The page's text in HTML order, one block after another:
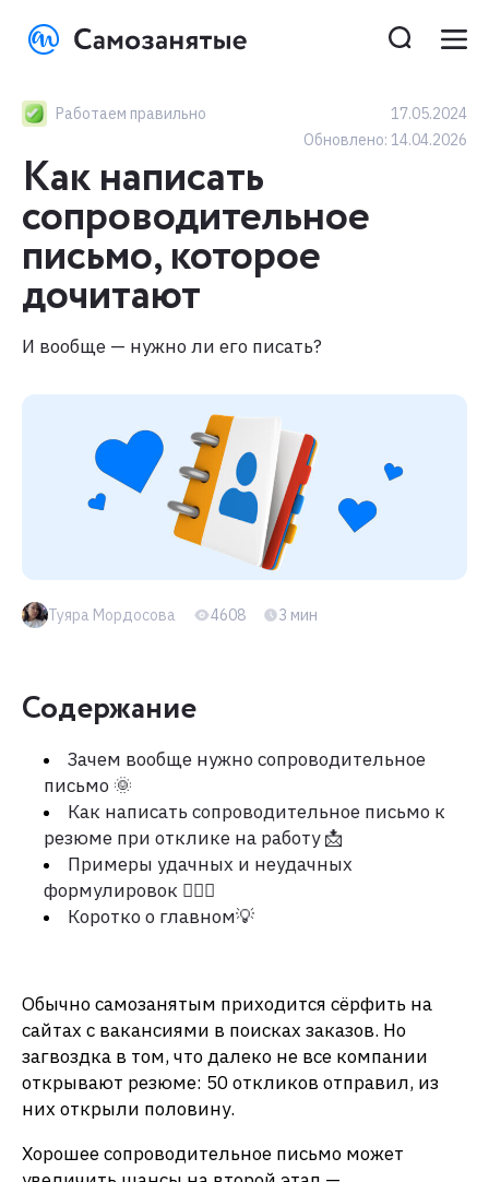
Работаем правильно
17.05.2024
Обновлено: 14.04.2026
Как написать
сопроводительное
письмо, которое
дочитают
И вообще — нужно ли его писать?
Туяра Мордосова 4608 3 мин
Содержание
Зачем вообще нужно сопроводительное
письмо 🌞
Как написать сопроводительное письмо к
резюме при отклике на работу 📩
Примеры удачных и неудачных
формулировок 💁🏻‍♀️
Коротко о главном💡
Обычно самозанятым приходится сёрфить на
сайтах с вакансиями в поисках заказов. Но
загвоздка в том, что далеко не все компании
открывают резюме: 50 откликов отправил, из
них открыли половину.
Хорошее сопроводительное письмо может